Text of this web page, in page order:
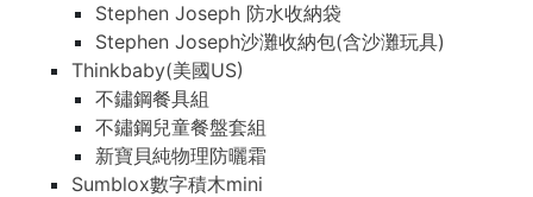
Stephen Joseph 防水收納袋
Stephen Joseph沙灘收納包(含沙灘玩具)
Thinkbaby(美國US)
不鏽鋼餐具組
不鏽鋼兒童餐盤套組
新寶貝純物理防曬霜
Sumblox數字積木mini